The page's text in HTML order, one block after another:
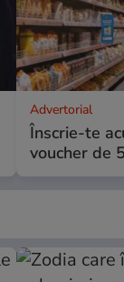
Advertorial
Înscrie-te
voucher de